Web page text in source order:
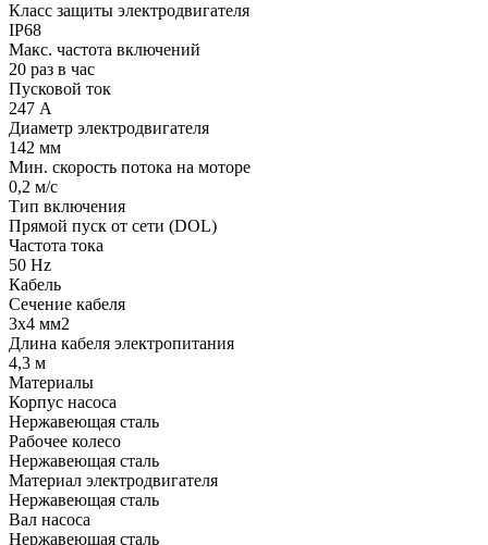
Класс защиты электродвигателя
IP68
Макс. частота включений
20 раз в час
Пусковой ток
247 А
Диаметр электродвигателя
142 мм
Мин. скорость потока на моторе
0,2 м/с
Тип включения
Прямой пуск от сети (DOL)
Частота тока
50 Hz
Кабель
Сечение кабеля
3x4 мм2
Длина кабеля электропитания
4,3 м
Материалы
Корпус насоса
Нержавеющая сталь
Рабочее колесо
Нержавеющая сталь
Материал электродвигателя
Нержавеющая сталь
Вал насоса
Нержавеющая сталь